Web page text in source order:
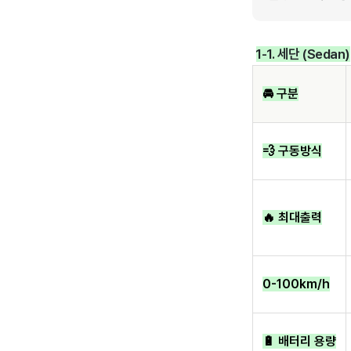
1-1. 세단 (Sedan)
🚘 구분
💨 구동방식
🔥 최대출력
0-100km/h
🔋 배터리 용량